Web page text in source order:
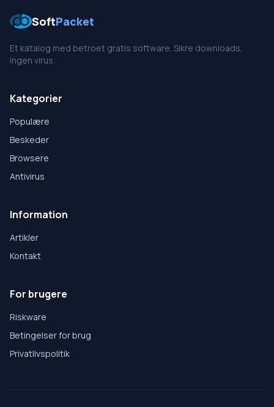
SoftPacket
Et katalog med betroet gratis software. Sikre downloads,
ingen virus.
Kategorier
Populære
Beskeder
Browsere
Antivirus
Information
Artikler
Kontakt
For brugere
Riskware
Betingelser for brug
Privatlivspolitik